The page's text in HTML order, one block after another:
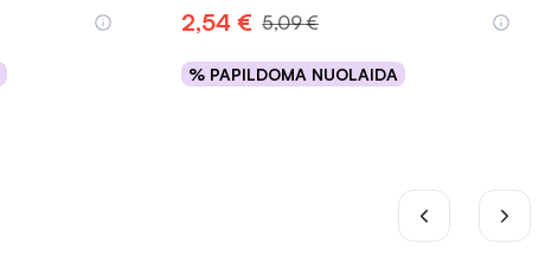
2,54 € 5,09 €
% PAPILDOMA NUOLAIDA
Į krepšelį